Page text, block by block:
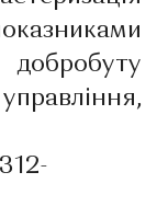
добробуту